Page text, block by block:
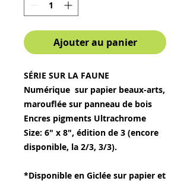
Ajouter au panier
SÉRIE SUR LA FAUNE
Numérique sur papier beaux-arts,
marouflée sur panneau de bois
Encres pigments Ultrachrome
Size: 6" x 8", édition de 3 (encore
disponible, la 2/3, 3/3).
*Disponible en Giclée sur papier et